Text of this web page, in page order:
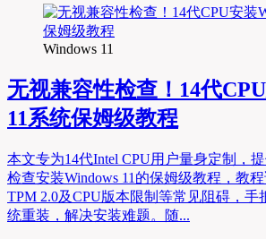
Windows 11
无视兼容性检查！14代
11系统保姆级教程
本文专为14代Intel CPU用户量身定制，
检查安装Windows 11的保姆级教程，教
TPM 2.0及CPU版本限制等常见阻碍，手
统重装，解决安装难题。随...